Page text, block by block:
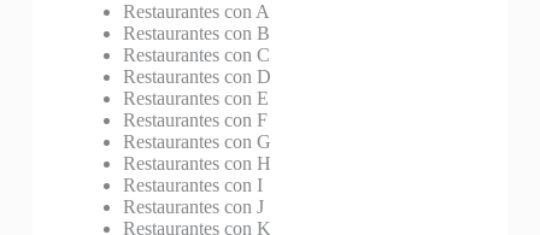
Restaurantes con A
Restaurantes con B
Restaurantes con C
Restaurantes con D
Restaurantes con E
Restaurantes con F
Restaurantes con G
Restaurantes con H
Restaurantes con I
Restaurantes con J
Restaurantes con K